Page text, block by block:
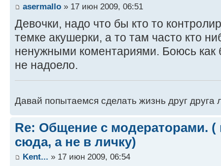
asermallo » 17 июн 2009, 06:51
Девочки, надо что бы кто то
темке акушерки, а то там часто кто
ненужными коментариями. Боюсь как
не надоело.
Давай попытаемся сделать жизнь друг друга
Re: Общение с модераторами.
сюда, а не в личку)
Kent... » 17 июн 2009, 06:54